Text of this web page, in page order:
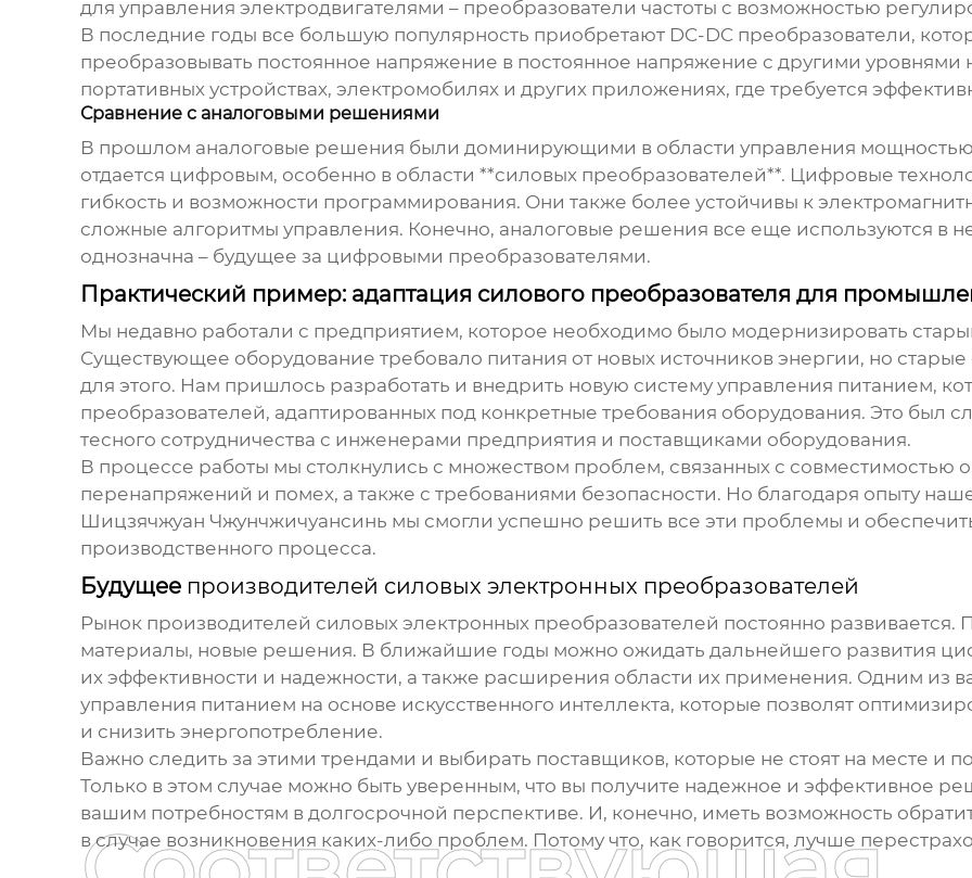
для управления электродвигателями – преобразователи частоты с возможностью
В последние годы все большую популярность приобретают DC-DC преобразователи,
преобразовывать постоянное напряжение в постоянное напряжение с другими
портативных устройствах, электромобилях и других приложениях, где требуется
Сравнение с аналоговыми решениями
В прошлом аналоговые решения были доминирующими в области управления
отдается цифровым, особенно в области **силовых преобразователей**. Цифровые
гибкость и возможности программирования. Они также более устойчивы к
сложные алгоритмы управления. Конечно, аналоговые решения все еще используются в
однозначна – будущее за цифровыми преобразователями.
Практический пример: адаптация силового преобразователя для
Мы недавно работали с предприятием, которое необходимо было модернизировать
Существующее оборудование требовало питания от новых источников энергии, но старые
для этого. Нам пришлось разработать и внедрить новую систему управления питанием,
преобразователей, адаптированных под конкретные требования оборудования. Это был
тесного сотрудничества с инженерами предприятия и поставщиками оборудования.
В процессе работы мы столкнулись с множеством проблем, связанных с совместимостью
перенапряжений и помех, а также с требованиями безопасности. Но благодаря опыту
Шицзячжуан Чжунчжичуансинь мы смогли успешно решить все эти проблемы и
производственного процесса.
Будущее производителей силовых электронных преобразователей
Рынок производителей силовых электронных преобразователей постоянно развивается.
материалы, новые решения. В ближайшие годы можно ожидать дальнейшего развития
их эффективности и надежности, а также расширения области их применения. Одним из
управления питанием на основе искусственного интеллекта, которые позволят
и снизить энергопотребление.
Важно следить за этими трендами и выбирать поставщиков, которые не стоят на месте и
Только в этом случае можно быть уверенным, что вы получите надежное и эффективное
вашим потребностям в долгосрочной перспективе. И, конечно, иметь возможность
в случае возникновения каких-либо проблем. Потому что, как говорится, лучше